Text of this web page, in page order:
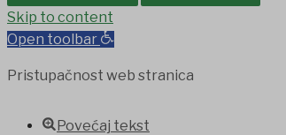
Skip to content
Open toolbar
Pristupačnost web stranica
Povećaj tekst